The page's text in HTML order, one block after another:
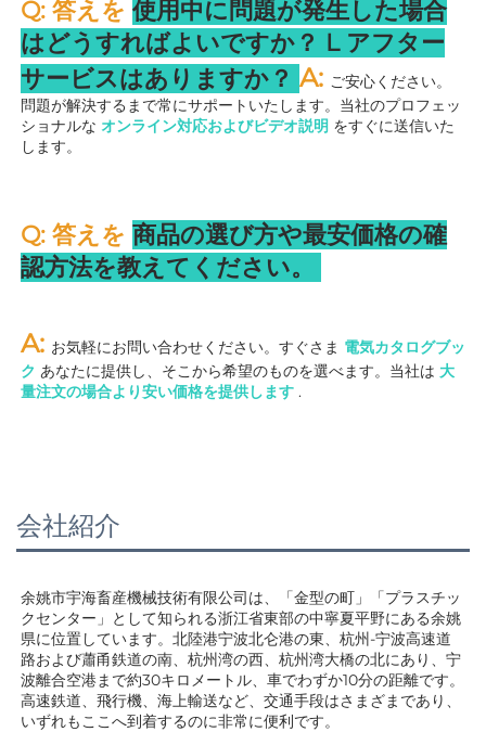
Q: 答えを 使用中に問題が発生した場合
はどうすればよいですか？ L アフター
サービスはありますか？ A: ご安心ください。
問題が解決するまで常にサポートいたします。当社のプロフェッ
ショナルな オンライン対応およびビデオ説明 をすぐに送信いた
します。
Q: 答えを 商品の選び方や最安価格の確
認方法を教えてください。
A: お気軽にお問い合わせください。すぐさま 電気カタログブッ
ク あなたに提供し、そこから希望のものを選べます。当社は 大
量注文の場合より安い価格を提供します .
会社紹介
余姚市宇海畜産機械技術有限公司は、「金型の町」「プラスチッ
クセンター」として知られる浙江省東部の中寧夏平野にある余姚
県に位置しています。北陸港宁波北仑港の東、杭州-宁波高速道
路および蕭甬鉄道の南、杭州湾の西、杭州湾大橋の北にあり、宁
波離合空港まで約30キロメートル、車でわずか10分の距離です。
高速鉄道、飛行機、海上輸送など、交通手段はさまざまであり、
いずれもここへ到着するのに非常に便利です。